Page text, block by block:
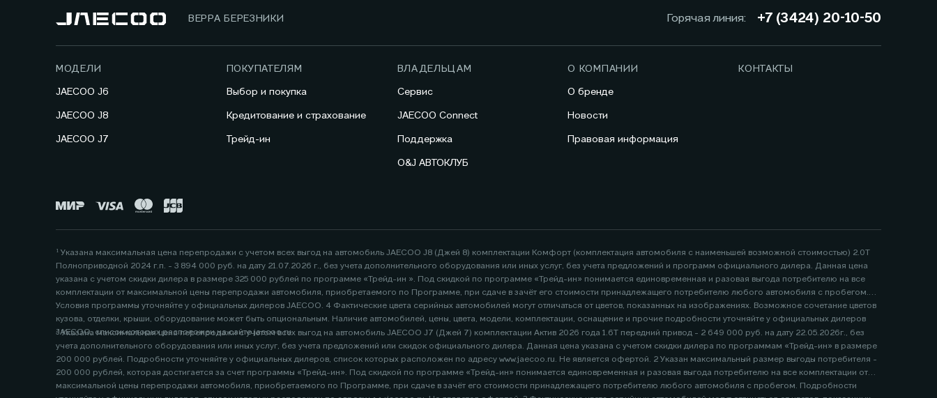
ВЕРРА БЕРЕЗНИКИ Горячая линия: +7 (3424) 20-10-50
МОДЕЛИ
JAECOO J6
JAECOO J8
JAECOO J7
ПОКУПАТЕЛЯМ
Выбор и покупка
Кредитование и страхование
Трейд-ин
ВЛАДЕЛЬЦАМ
Сервис
JAECOO Connect
Поддержка
O&J АВТОКЛУБ
О КОМПАНИИ
О бренде
Новости
Правовая информация
КОНТАКТЫ
¹ Указана максимальная цена перепродажи с учетом всех выгод на автомобиль JAECOO J8 (Джей 8) комплектации Комфорт (комплектация автомобиля с наименьшей возможной стоимостью) 2.0Т
Полноприводной 2024 г.п. - 3 894 000 руб. на дату 21.07.2026 г., без учета дополнительного оборудования или иных услуг, без учета предложений и программ официального дилера. Данная цена
указана с учетом скидки дилера в размере 325 000 рублей по программе «Трейд-ин ». Под скидкой по программе «Трейд-ин» понимается единовременная и разовая выгода потребителю на все
комплектации от максимальной цены перепродажи автомобиля, приобретаемого по Программе, при сдаче в зачёт его стоимости принадлежащего потребителю любого автомобиля с пробегом.
Условия программы уточняйте у официальных дилеров JAECOO. 4 Фактические цвета серийных автомобилей могут отличаться от цветов, показанных на изображениях. Возможное сочетание цветов
кузова, отделки, крыши, оборудование может быть опциональным. Наличие автомобилей, цены, цвета, модели, комплектации, оснащение и прочие подробности уточняйте у официальных дилеров
JAECOO, список которых расположен на сайте jaecoo.ru
² Указана максимальная цена перепродажи с учетом всех выгод на автомобиль JAECOO J7 (Джей 7) комплектации Актив 2026 года 1.6Т передний привод - 2 649 000 руб. на дату 22.05.2026г., без
учета дополнительного оборудования или иных услуг, без учета предложений или скидок официального дилера. Данная цена указана с учетом скидки дилера по программам «Трейд-ин» в размере
200 000 рублей. Подробности уточняйте у официальных дилеров, список которых расположен по адресу www.jaecoo.ru. Не является офертой. 2 Указан максимальный размер выгоды потребителя -
200 000 рублей, которая достигается за счет программы «Трейд-ин». Под скидкой по программе «Трейд-ин» понимается единовременная и разовая выгода потребителю на все комплектации от
максимальной цены перепродажи автомобиля, приобретаемого по Программе, при сдаче в зачёт его стоимости принадлежащего потребителю любого автомобиля с пробегом. Подробности